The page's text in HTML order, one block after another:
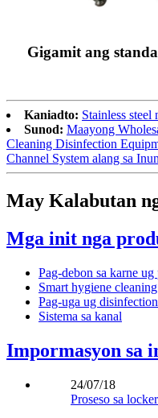
Gigamit ang
Kaniadto: Stainless
Sunod: Maayong
Cleaning Disinfection
Channel System alang sa
May Kalabutan
Mga init nga
Pag-debon sa karne
Smart hygiene
Pag-uga ug
Sistema sa kanal
Impormasyon sa
24/07/18
Proseso sa